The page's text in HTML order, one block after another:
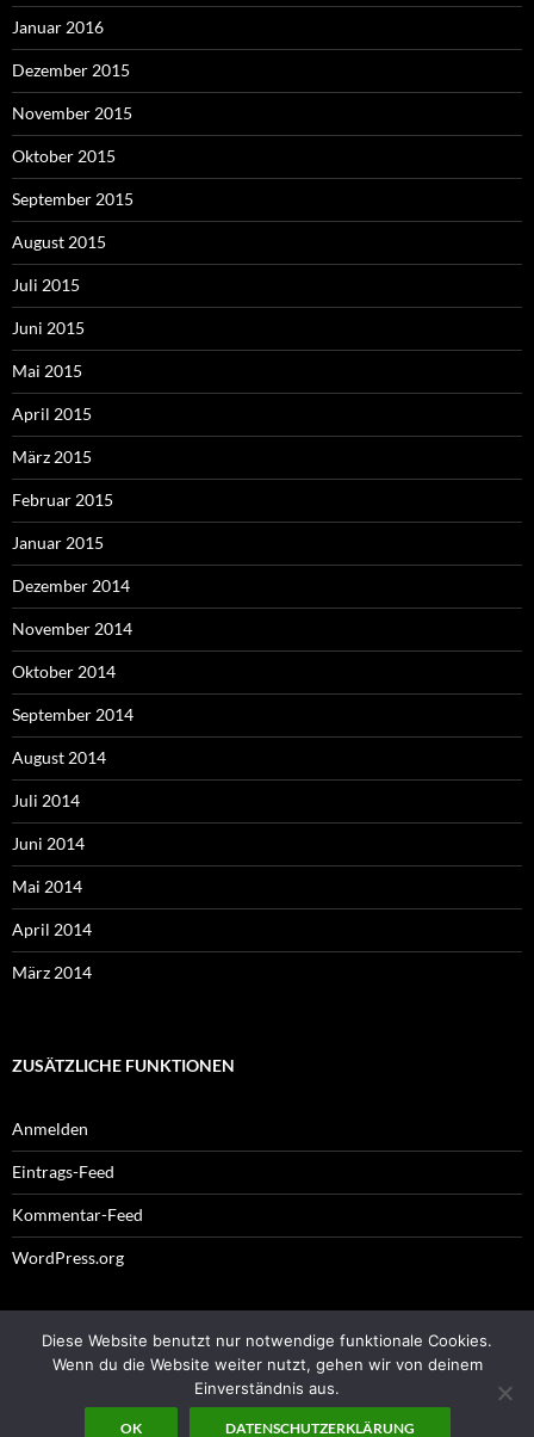
Januar 2016
Dezember 2015
November 2015
Oktober 2015
September 2015
August 2015
Juli 2015
Juni 2015
Mai 2015
April 2015
März 2015
Februar 2015
Januar 2015
Dezember 2014
November 2014
Oktober 2014
September 2014
August 2014
Juli 2014
Juni 2014
Mai 2014
April 2014
März 2014
ZUSÄTZLICHE FUNKTIONEN
Anmelden
Eintrags-Feed
Kommentar-Feed
WordPress.org
Impressum
Diese Website benutzt nur notwendige funktionale Cookies.
Wenn du die Website weiter nutzt, gehen wir von deinem
Einverständnis aus.
OK DATENSCHUTZERKLÄRUNG